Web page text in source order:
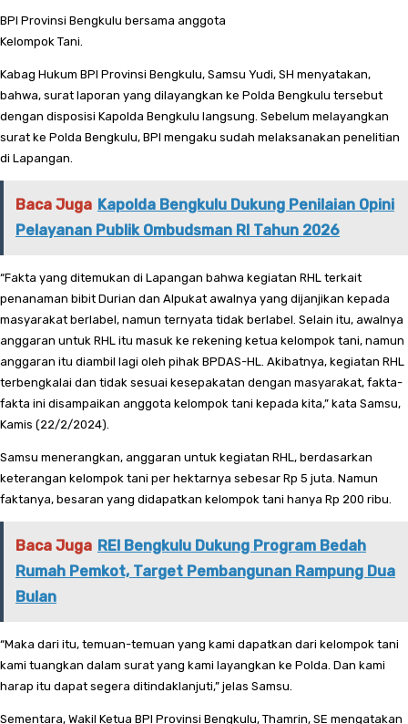
BPI Provinsi Bengkulu bersama anggota
Kelompok Tani.
Kabag Hukum BPI Provinsi Bengkulu, Samsu Yudi, SH menyatakan,
bahwa, surat laporan yang dilayangkan ke Polda Bengkulu tersebut
dengan disposisi Kapolda Bengkulu langsung. Sebelum melayangkan
surat ke Polda Bengkulu, BPI mengaku sudah melaksanakan penelitian
di Lapangan.
Baca Juga Kapolda Bengkulu Dukung Penilaian Opini
Pelayanan Publik Ombudsman RI Tahun 2026
“Fakta yang ditemukan di Lapangan bahwa kegiatan RHL terkait
penanaman bibit Durian dan Alpukat awalnya yang dijanjikan kepada
masyarakat berlabel, namun ternyata tidak berlabel. Selain itu, awalnya
anggaran untuk RHL itu masuk ke rekening ketua kelompok tani, namun
anggaran itu diambil lagi oleh pihak BPDAS-HL. Akibatnya, kegiatan RHL
terbengkalai dan tidak sesuai kesepakatan dengan masyarakat, fakta-
fakta ini disampaikan anggota kelompok tani kepada kita,” kata Samsu,
Kamis (22/2/2024).
Samsu menerangkan, anggaran untuk kegiatan RHL, berdasarkan
keterangan kelompok tani per hektarnya sebesar Rp 5 juta. Namun
faktanya, besaran yang didapatkan kelompok tani hanya Rp 200 ribu.
Baca Juga REI Bengkulu Dukung Program Bedah
Rumah Pemkot, Target Pembangunan Rampung Dua
Bulan
“Maka dari itu, temuan-temuan yang kami dapatkan dari kelompok tani
kami tuangkan dalam surat yang kami layangkan ke Polda. Dan kami
harap itu dapat segera ditindaklanjuti,” jelas Samsu.
Sementara, Wakil Ketua BPI Provinsi Bengkulu, Thamrin, SE mengatakan